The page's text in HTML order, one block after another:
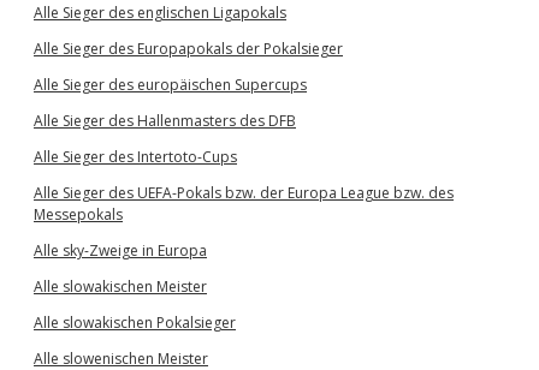
Alle Sieger des englischen Ligapokals
Alle Sieger des Europapokals der Pokalsieger
Alle Sieger des europäischen Supercups
Alle Sieger des Hallenmasters des DFB
Alle Sieger des Intertoto-Cups
Alle Sieger des UEFA-Pokals bzw. der Europa League bzw. des
Messepokals
Alle sky-Zweige in Europa
Alle slowakischen Meister
Alle slowakischen Pokalsieger
Alle slowenischen Meister